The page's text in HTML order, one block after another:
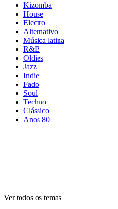
Kizomba
House
Electro
Alternativo
Música latina
R&B
Oldies
Jazz
Indie
Fado
Soul
Techno
Clássico
Anos 80
Ver todos os temas